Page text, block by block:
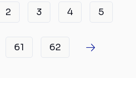
2 3 4 5
61 62